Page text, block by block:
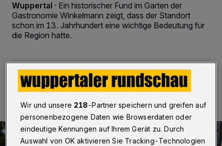
Wuppertal · Ein historischer Fund im Garten der
Gastronomie Winkelmann zeigt, dass der Standort
schon im 13. Jahrhundert eine wichtige Bedeutung für
die Region hatte.
20.08.2022 , 12:00 Uhr 2 Minuten Lesezeit
Wir und unsere 218-Partner speichern und greifen auf
personenbezogene Daten wie Browserdaten oder
eindeutige Kennungen auf Ihrem Gerät zu. Durch
Auswahl von OK aktivieren Sie Tracking-Technologien